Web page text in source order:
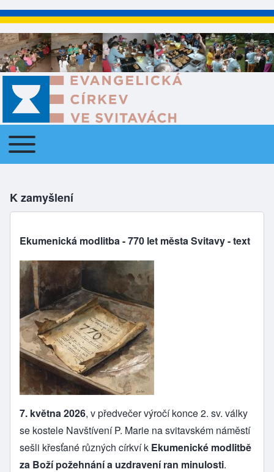
Main navigation
Toggle main menu
K zamyšlení
Ekumenická modlitba - 770 let města Svitavy - text
7. května 2026, v předvečer výročí konce 2. sv. války
se kostele Navštívení P. Marie na svitavském náměstí
sešli křesťané různých církví k Ekumenické modlitbě
za Boží požehnání a uzdravení ran minulosti.